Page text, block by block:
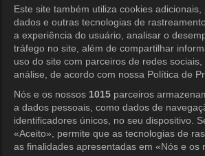
KOCOWA+ Redes Sociais
KOCOWA+
Central de Ajuda
Este site também utiliza cookies adicionais,
dados e outras tecnologias de
a experiência do usuário, analisar o
tráfego no site, além de compartilhar
uso do site com parceiros de redes sociais,
análise, de acordo com nossa Política de
Nós e os nossos 1015 parceiros
a dados pessoais, como dados de
identificadores únicos, no seu dispositivo.
«Aceito», permite que as tecnologias de
as finalidades apresentadas em «Nós e os